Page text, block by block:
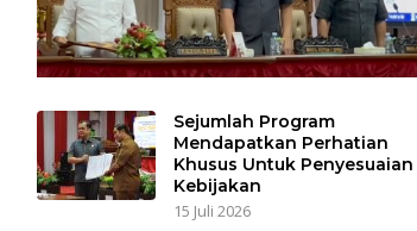
Sejumlah Program
Mendapatkan Perhatian
Khusus Untuk Penyesuaian
Kebijakan
15 Juli 2026